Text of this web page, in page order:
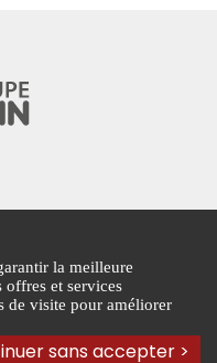
la meilleure
offres et services
de visite pour améliorer
sans accepter >